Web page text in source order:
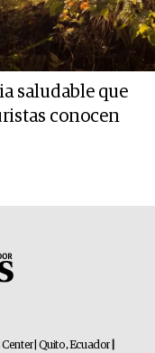
saludable que
conocen
| Quito, Ecuador